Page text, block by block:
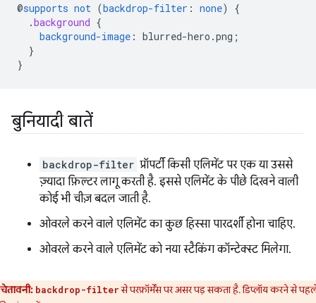
@supports not (backdrop-filter : none)
{
.background {
background-image : blurred-hero .png ;
}
}
बुनियादी बातें
backdrop-filter प्रॉपर्टी किसी एलिमेंट पर एक या उससे
ज़्यादा फ़िल्टर लागू करती है. इससे एलिमेंट के पीछे दिखने वाली
कोई भी चीज़ बदल जाती है.
ओवरले करने वाले एलिमेंट का कुछ हिस्सा पारदर्शी होना चाहिए.
ओवरले करने वाले एलिमेंट को नया स्टैकिंग कॉन्टेक्स्ट मिलेगा.
चेतावनी: backdrop-filterसे परफ़ॉर्मेंस पर असर पड़ सकता है. डिप्लॉय करने से